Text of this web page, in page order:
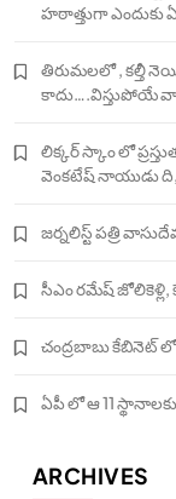
హఠాత్తుగా ఎందుకు
తిరుమలలో , కల్తీ
కాదు….విస్తుపోయే
లిక్కర్ స్కాం లో
వెంకటేష్ నాయుడు
జర్నలిస్ట్ పత్రి
సీఎం రమేష్ జోలికెళ్లి,
చంద్రబాబు కేబినెట్
ఏపీ లో ఆ 11
ARCHIVES